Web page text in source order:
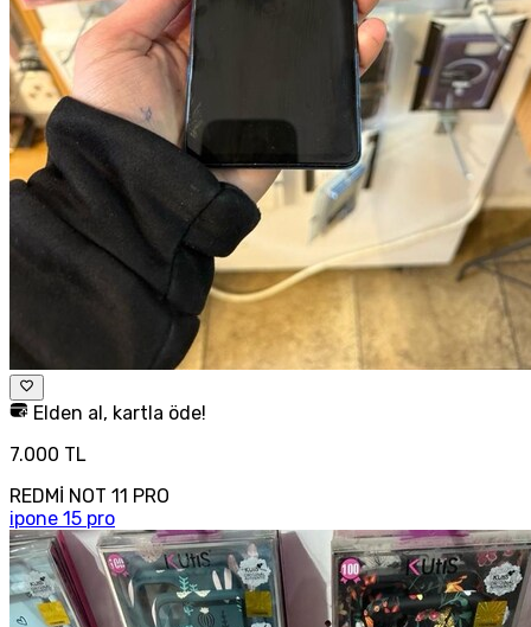
Elden al, kartla öde!
7.000 TL
REDMİ NOT 11 PRO
ipone 15 pro